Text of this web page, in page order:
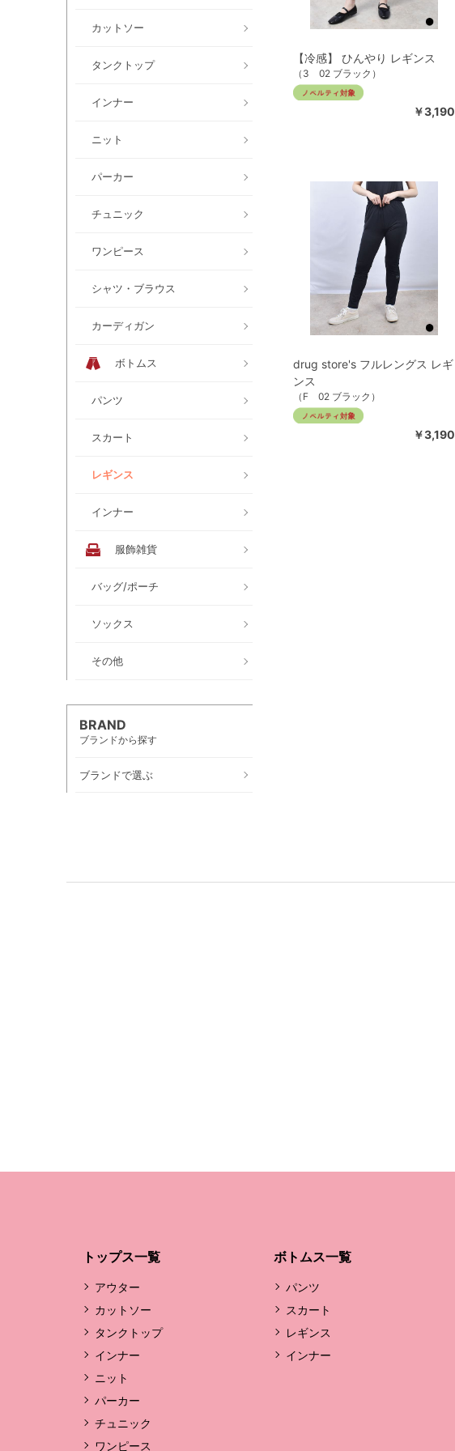
カットソー
タンクトップ
インナー
ニット
パーカー
チュニック
ワンピース
シャツ・ブラウス
カーディガン
ボトムス
パンツ
スカート
レギンス
インナー
服飾雑貨
バッグ/ポーチ
ソックス
その他
BRAND
ブランドから探す
ブランドで選ぶ
【冷感】 ひんやり レギンス
（3 02 ブラック）
￥3,190
drug store's フルレングス レギ
ンス
（F 02 ブラック）
￥3,190
トップス一覧
アウター
カットソー
タンクトップ
インナー
ニット
パーカー
チュニック
ワンピース
ボトムス一覧
パンツ
スカート
レギンス
インナー